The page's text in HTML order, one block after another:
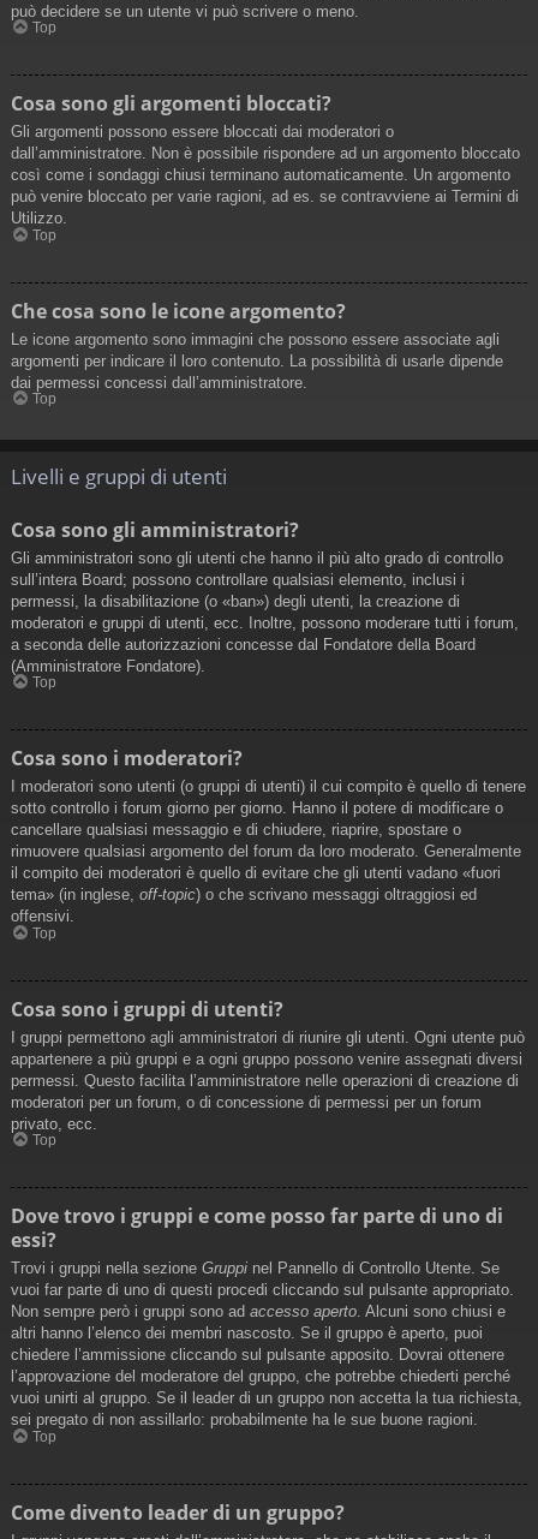
può decidere se un utente vi può scrivere o meno.
Top
Cosa sono gli argomenti bloccati?
Gli argomenti possono essere bloccati dai moderatori o
dall’amministratore. Non è possibile rispondere ad un argomento bloccato
così come i sondaggi chiusi terminano automaticamente. Un argomento
può venire bloccato per varie ragioni, ad es. se contravviene ai Termini di
Utilizzo.
Top
Che cosa sono le icone argomento?
Le icone argomento sono immagini che possono essere associate agli
argomenti per indicare il loro contenuto. La possibilità di usarle dipende
dai permessi concessi dall’amministratore.
Top
Livelli e gruppi di utenti
Cosa sono gli amministratori?
Gli amministratori sono gli utenti che hanno il più alto grado di controllo
sull’intera Board; possono controllare qualsiasi elemento, inclusi i
permessi, la disabilitazione (o «ban») degli utenti, la creazione di
moderatori e gruppi di utenti, ecc. Inoltre, possono moderare tutti i forum,
a seconda delle autorizzazioni concesse dal Fondatore della Board
(Amministratore Fondatore).
Top
Cosa sono i moderatori?
I moderatori sono utenti (o gruppi di utenti) il cui compito è quello di tenere
sotto controllo i forum giorno per giorno. Hanno il potere di modificare o
cancellare qualsiasi messaggio e di chiudere, riaprire, spostare o
rimuovere qualsiasi argomento del forum da loro moderato. Generalmente
il compito dei moderatori è quello di evitare che gli utenti vadano «fuori
tema» (in inglese, off-topic) o che scrivano messaggi oltraggiosi ed
offensivi.
Top
Cosa sono i gruppi di utenti?
I gruppi permettono agli amministratori di riunire gli utenti. Ogni utente può
appartenere a più gruppi e a ogni gruppo possono venire assegnati diversi
permessi. Questo facilita l’amministratore nelle operazioni di creazione di
moderatori per un forum, o di concessione di permessi per un forum
privato, ecc.
Top
Dove trovo i gruppi e come posso far parte di uno di
essi?
Trovi i gruppi nella sezione Gruppi nel Pannello di Controllo Utente. Se
vuoi far parte di uno di questi procedi cliccando sul pulsante appropriato.
Non sempre però i gruppi sono ad accesso aperto. Alcuni sono chiusi e
altri hanno l’elenco dei membri nascosto. Se il gruppo è aperto, puoi
chiedere l’ammissione cliccando sul pulsante apposito. Dovrai ottenere
l’approvazione del moderatore del gruppo, che potrebbe chiederti perché
vuoi unirti al gruppo. Se il leader di un gruppo non accetta la tua richiesta,
sei pregato di non assillarlo: probabilmente ha le sue buone ragioni.
Top
Come divento leader di un gruppo?